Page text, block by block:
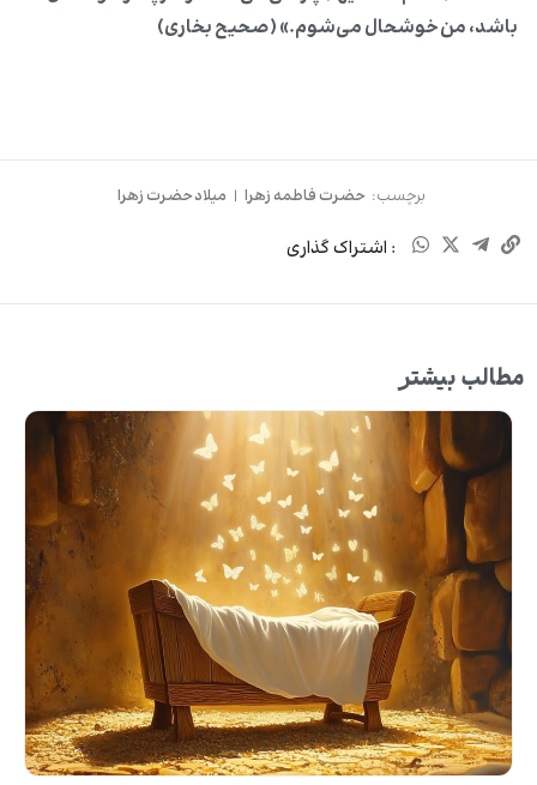
باشد، من خوشحال می‌شوم.» (صحیح بخاری)
برچسب: حضرت فاطمه زهرا | میلاد حضرت زهرا
: اشتراک گذاری
مطالب بیشتر